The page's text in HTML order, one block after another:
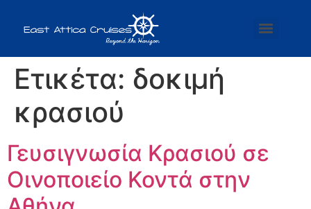
Ετικέτα: δοκιμή
κρασιού
Γευσιγνωσία Κρασιού σε
Οινοποιείο Κοντά στην